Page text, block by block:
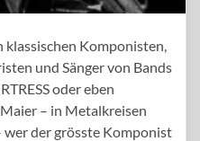
Komponisten,
und Sänger von Bands
oder eben
– in Metalkreisen
wer der grösste Komponist